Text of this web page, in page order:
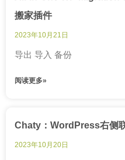
搬家插件
2023年10月21日
导出 导入 备份
阅读更多»
Chaty：WordPress右侧
2023年10月20日